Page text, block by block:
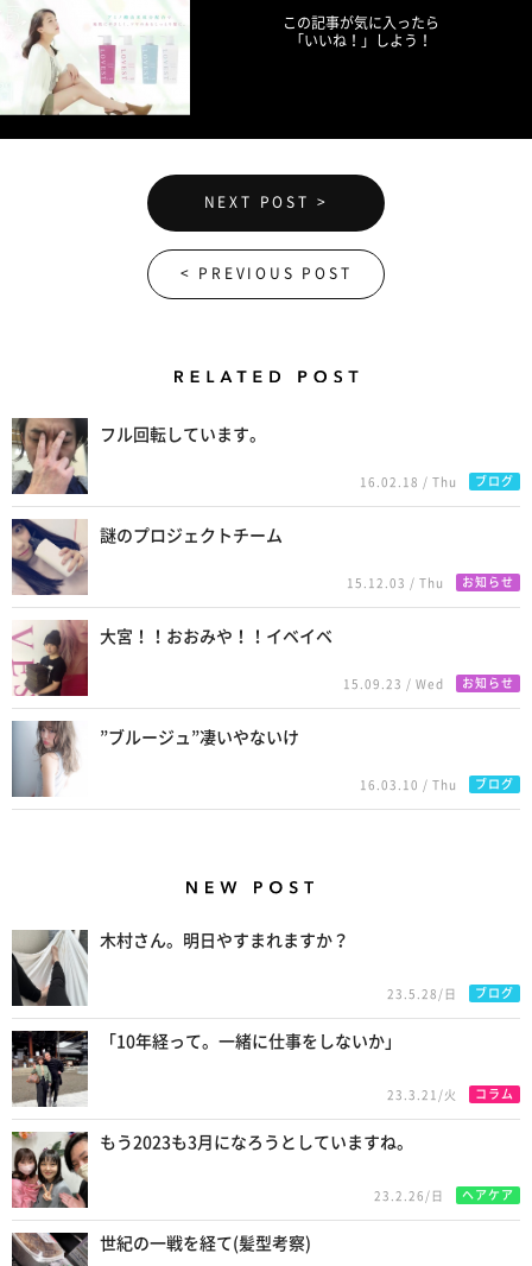
この記事が気に入ったら
「いいね！」しよう！
NEXT POST >
< PREVIOUS POST
フル回転しています。
16.02.18 / Thu ブログ
謎のプロジェクトチーム
15.12.03 / Thu お知らせ
大宮！！おおみや！！イベイベ
15.09.23 / Wed お知らせ
”ブルージュ”凄いやないけ
16.03.10 / Thu ブログ
木村さん。明日やすまれますか？
23.5.28/日 ブログ
「10年経って。一緒に仕事をしないか」
23.3.21/火 コラム
もう2023も3月になろうとしていますね。
23.2.26/日 ヘアケア
世紀の一戦を経て(髪型考察)